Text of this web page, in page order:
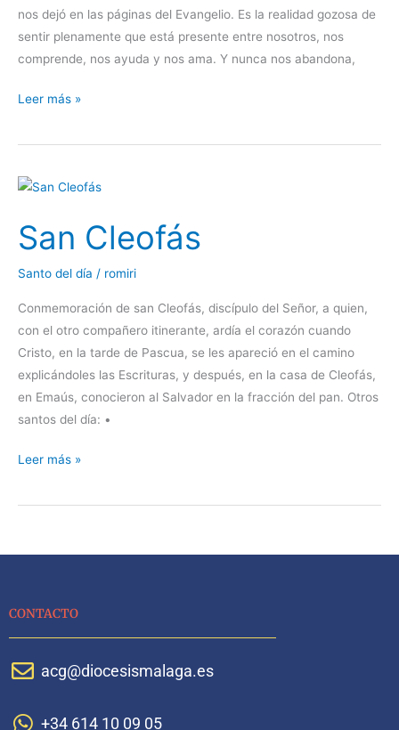
nos dejó en las páginas del Evangelio. Es la realidad gozosa de
sentir plenamente que está presente entre nosotros, nos
comprende, nos ayuda y nos ama. Y nunca nos abandona,
Manuel
González
Leer más »
San Cleofás
Santo del día / romiri
Conmemoración de san Cleofás, discípulo del Señor, a quien,
con el otro compañero itinerante, ardía el corazón cuando
Cristo, en la tarde de Pascua, se les apareció en el camino
explicándoles las Escrituras, y después, en la casa de Cleofás,
en Emaús, conocieron al Salvador en la fracción del pan. Otros
santos del día: •
San
Leer más »
CONTACTO
acg@diocesismalaga.es
+34 614 10 09 05